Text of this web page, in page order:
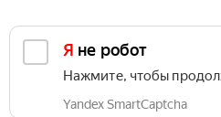
Я не робот
Нажмите, чтобы
Yandex SmartCaptcha